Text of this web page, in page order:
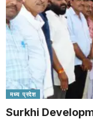
मध्य प्रदेश
Surkhi